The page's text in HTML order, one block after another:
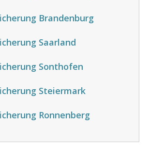
Brandenburg
Saarland
Sonthofen
Steiermark
Ronnenberg